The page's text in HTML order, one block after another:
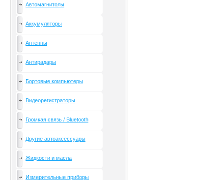
Автомагнитолы
Аккумуляторы
Антенны
Антирадары
Бортовые компьютеры
Видеорегистраторы
Громкая связь / Bluetooth
Другие автоаксессуары
Жидкости и масла
Измерительные приборы